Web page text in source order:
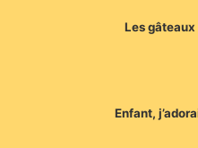
Les
Enfant,